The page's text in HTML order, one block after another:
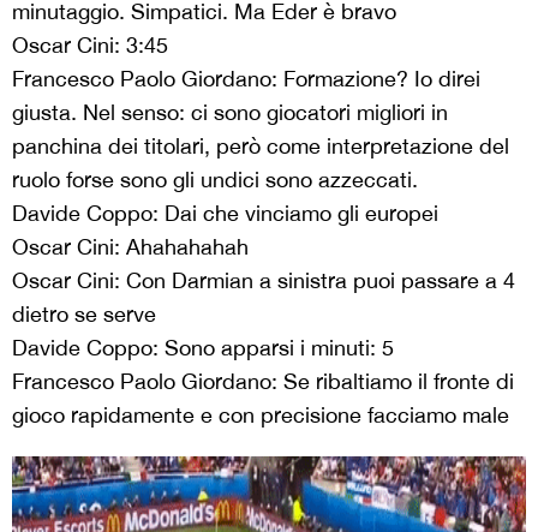
minutaggio. Simpatici. Ma Eder è bravo
Oscar Cini: 3:45
Francesco Paolo Giordano: Formazione? Io direi
giusta. Nel senso: ci sono giocatori migliori in
panchina dei titolari, però come interpretazione del
ruolo forse sono gli undici sono azzeccati.
Davide Coppo: Dai che vinciamo gli europei
Oscar Cini: Ahahahahah
Oscar Cini: Con Darmian a sinistra puoi passare a 4
dietro se serve
Davide Coppo: Sono apparsi i minuti: 5
Francesco Paolo Giordano: Se ribaltiamo il fronte di
gioco rapidamente e con precisione facciamo male